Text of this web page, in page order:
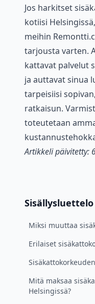
Jos harkitset
kotiisi
meihin
tarjousta varten.
kattavat palvelut
ja auttavat sinua
tarpeisiisi
ratkaisun.
toteutetaan
Artikkeli päivitetty:
Sisällysluettelo
Miksi muuttaa
Erilaiset
Mitä maksaa
Helsingissä?